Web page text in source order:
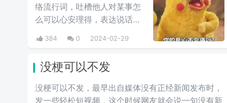
络流行词，吐槽他人对某事怎
么可以心安理得，表达说话人
心里mmp的心情。这里
的“痛”含有“内疚、愧疚、不好
意思。网络上主要用于吐槽别
人不会内疚吗，来源于热图鹦
鹉兄弟表情包，火于知乎，该
384 0 2024-02-29
没梗可以不发
没梗可以不发，最早出自媒体没有正‌‌‌‌‌‌‌‌经新闻发布时，
发一些轻松短视频，这个时候网友就会说一句没有新